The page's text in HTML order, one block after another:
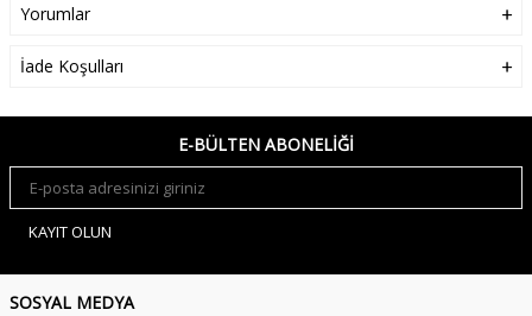
Yorumlar
İade Koşulları
E-BÜLTEN ABONELIĞI
KAYIT OLUN
SOSYAL MEDYA